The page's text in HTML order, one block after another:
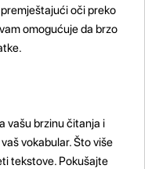
oči preko
omogućuje da brzo
vašu brzinu čitanja i
vokabular. Što više
tekstove. Pokušajte